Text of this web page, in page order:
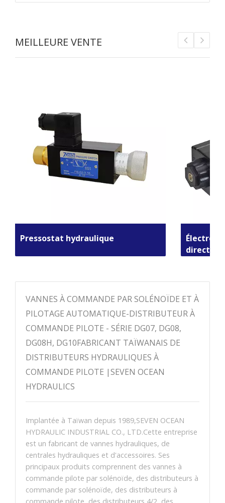
MEILLEURE VENTE
Pressostat hydraulique
VANNES À COMMANDE PAR SOLÉNOÏDE ET À
PILOTAGE AUTOMATIQUE-DISTRIBUTEUR À
COMMANDE PILOTE - SÉRIE DG07, DG08,
DG08H, DG10FABRICANT TAÏWANAIS DE
DISTRIBUTEURS HYDRAULIQUES À
COMMANDE PILOTE |SEVEN OCEAN
HYDRAULICS
Implantée à Taïwan depuis 1989,SEVEN OCEAN
HYDRAULIC INDUSTRIAL CO., LTD.Cette entreprise
est un fabricant de vannes hydrauliques, de
centrales hydrauliques et d'accessoires. Ses
principaux produits comprennent des vannes à
commande pilote par solénoïde, des distributeurs à
commande par solénoïde, des distributeurs à